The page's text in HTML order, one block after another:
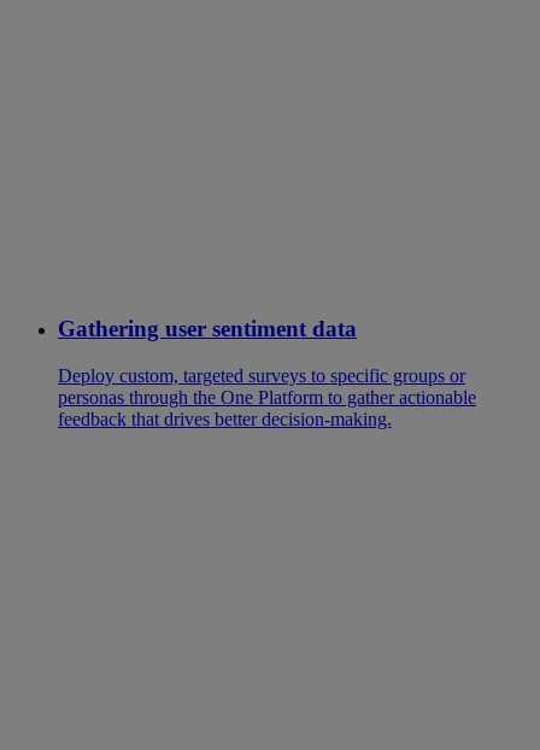
Gathering user sentiment data
Deploy custom, targeted surveys to specific groups or
personas through the One Platform to gather actionable
feedback that drives better decision-making.